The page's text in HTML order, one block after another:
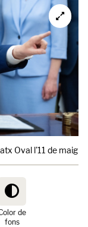
Oval l'11 de maig
de
fons